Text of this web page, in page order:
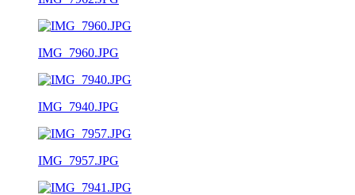
IMG_7960.JPG
IMG_7940.JPG
IMG_7957.JPG